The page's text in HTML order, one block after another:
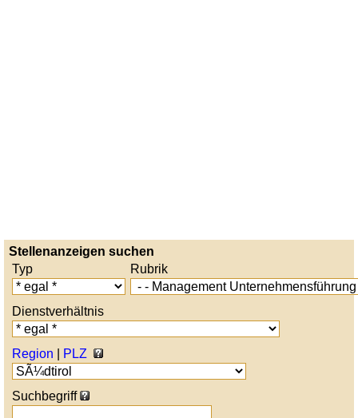
Stellenanzeigen suchen
Typ
Rubrik
Dienstverhältnis
Region PLZ
Suchbegriff